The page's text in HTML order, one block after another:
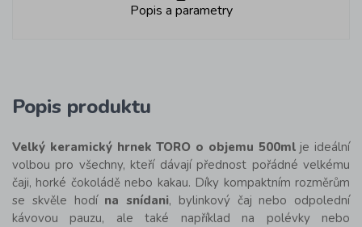
Popis a parametry
Popis produktu
Velký keramický hrnek TORO o objemu 500ml je ideální
volbou pro všechny, kteří dávají přednost pořádné velkému
čaji, horké čokoládě nebo kakau. Díky kompaktním rozměrům
se skvěle hodí na snídani, bylinkový čaj nebo odpolední
kávovou pauzu, ale také například na polévky nebo